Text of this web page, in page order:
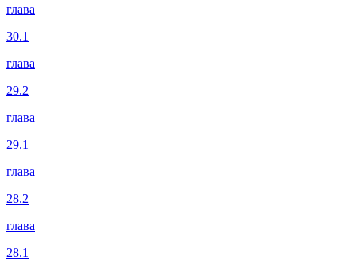
глава
30.1
глава
29.2
глава
29.1
глава
28.2
глава
28.1